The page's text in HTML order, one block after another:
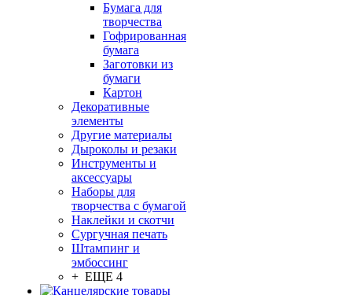
Бумага для
творчества
Гофрированная
бумага
Заготовки из
бумаги
Картон
Декоративные
элементы
Другие материалы
Дыроколы и резаки
Инструменты и
аксессуары
Наборы для
творчества с бумагой
Наклейки и скотчи
Сургучная печать
Штампинг и
эмбоссинг
+ ЕЩЕ 4